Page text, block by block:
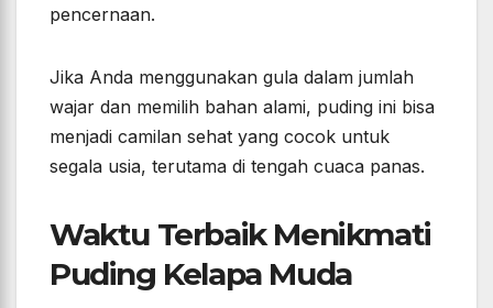
pencernaan.
Jika Anda menggunakan gula dalam jumlah
wajar dan memilih bahan alami, puding ini bisa
menjadi camilan sehat yang cocok untuk
segala usia, terutama di tengah cuaca panas.
Waktu Terbaik Menikmati
Puding Kelapa Muda